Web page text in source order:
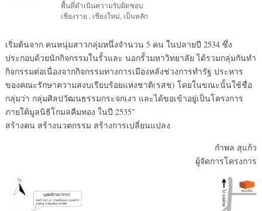
พื้นที่ดำเนินความรับผิดชอบ
เชียงราย , เชียงใหม่, เป็นหลัก
เริ่มต้นจาก คนหนุ่มสาวกลุ่มหนึ่งจำนวน 5 คน ในปลายปี 2534 ซึ่ง
ประกอบด้วยนักกิจกรรมในรั้วและ นอกรั้วมหาวิทยาลัย ได้รวมกลุ่มกันทำ
กิจกรรมต่อเนื่องจากกิจกรรมทางการเมืองหลังช่วงการทำรัฐ ประหาร
ของคณะรักษาความสงบเรียบร้อยแห่งชาติ(รสช) โดยในขณะนั้นใช้ชื่อ
กลุ่มว่า กลุ่มศิลปวัฒนธรรมกระจกเงา และได้ขอเข้าอยู่เป็นโครงการ
ภายใต้มูลนิธิโกมลคีมทอง ในปี 2535″
สร้างคน สร้างนวตกรรม สร้างการเปลี่ยนแปลง
กำพล สุแก้ว
ผู้จัดการโครงการ